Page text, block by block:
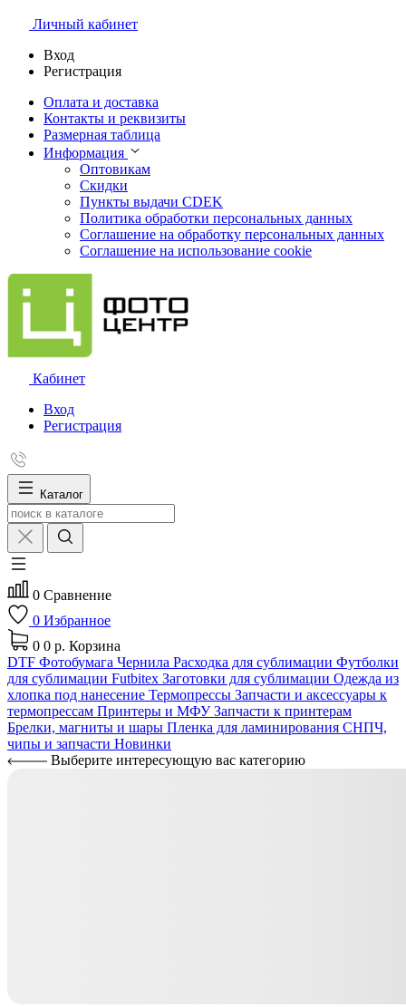
Личный кабинет
Вход
Регистрация
Оплата и доставка
Контакты и реквизиты
Размерная таблица
Информация
Оптовикам
Скидки
Пункты выдачи CDEK
Политика обработки персональных данных
Соглашение на обработку персональных данных
Соглашение на использование cookie
Кабинет
Вход
Регистрация
Каталог
0 Сравнение
0 Избранное
0 0 р. Корзина
DTF Фотобумага Чернила Расходка для сублимации Футболки
для сублимации Futbitex Заготовки для сублимации Одежда из
хлопка под нанесение Термопрессы Запчасти и аксессуары к
термопрессам Принтеры и МФУЗапчасти к принтерам
Брелки, магниты и шары Пленка для ламинирования СНПЧ,
чипы и запчасти Новинки
Выберите интересующую вас категорию